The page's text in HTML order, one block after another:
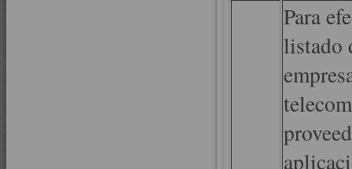
Para
listado